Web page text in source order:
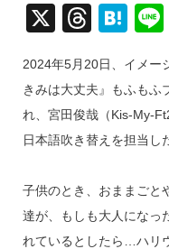
X
T
e
a
d
H
e
n
a
2024年5月20日、イメー
きみは大丈夫』もふもふ
れ、宮田俊哉（Kis-My-
日本語吹き替えを担当し
子供のとき、おままごと
達が、もしも大人になっ
れているとしたら…ハリ